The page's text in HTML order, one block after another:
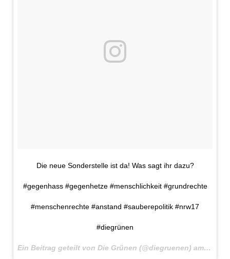
Die neue Sonderstelle ist da! Was sagt ihr dazu?
#gegenhass #gegenhetze #menschlichkeit #grundrechte
#menschenrechte #anstand #sauberepolitik #nrw17
#diegrünen
Ein Beitrag geteilt von Die Grünen (@diegruenen) am3. Okt